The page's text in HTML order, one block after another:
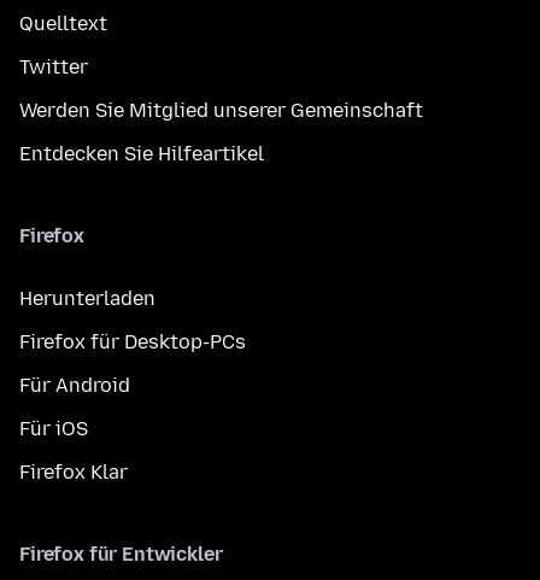
Quelltext
Twitter
Werden Sie Mitglied unserer Gemeinschaft
Entdecken Sie Hilfeartikel
Firefox
Herunterladen
Firefox für Desktop-PCs
Für Android
Für iOS
Firefox Klar
Firefox für Entwickler